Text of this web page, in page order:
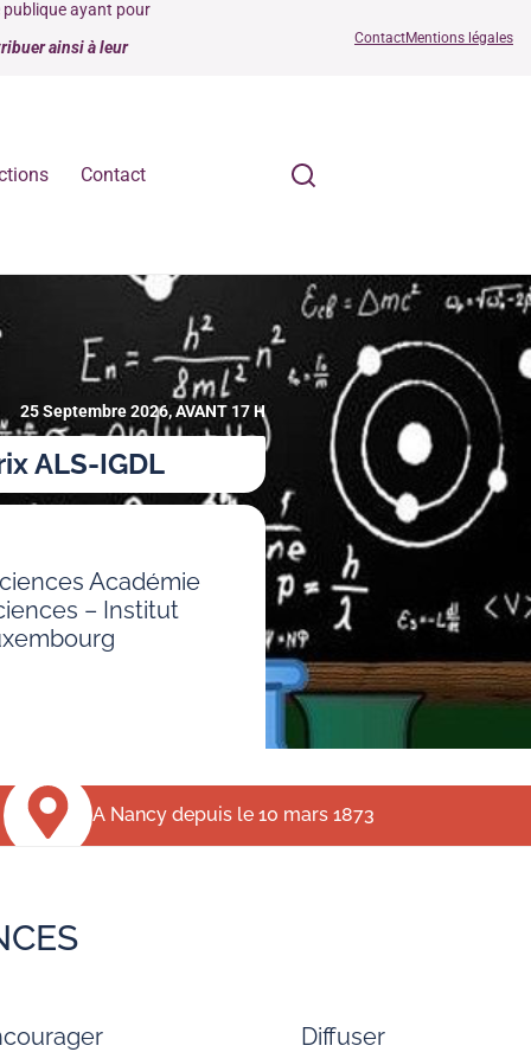
publique ayant pour
ainsi à leur
ContactMentions légales
Contact
25 Septembre 2026, AVANT 17 H
ALS-IGDL
Académie
– Institut
A Nancy depuis le 10 mars 1873
Diffuser